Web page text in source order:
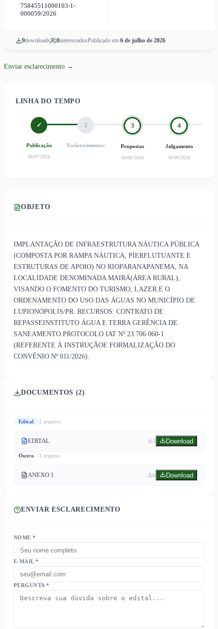
75845511000103-1-
000059/2026
9downloads 0interessadosPublicado em 6 de julho de 2026
Enviar esclarecimento →
LINHA DO TEMPO
✓
Publicação
06/07/2026
2
Esclarecimentos
3
Propostas
30/09/2026
4
Julgamento
30/09/2026
OBJETO
IMPLANTAÇÃO DE INFRAESTRUTURA NÁUTICA PÚBLICA
(COMPOSTA POR RAMPA NÁUTICA, PÍERFLUTUANTE E
ESTRUTURAS DE APOIO) NO RIOPARANAPANEMA, NA
LOCALIDADE DENOMINADA MAIRÁ(ÁREA RURAL),
VISANDO O FOMENTO DO TURISMO, LAZER E O
ORDENAMENTO DO USO DAS ÁGUAS NO MUNICÍPIO DE
LUPIONÓPOLIS/PR. RECURSOS: CONTRATO DE
REPASSEINSTITUTO ÁGUA E TERRA GERÊNCIA DE
SANEAMENTO.PROTOCOLO IAT Nº 23.706.060-1
(REFERENTE À INSTRUÇÃOE FORMALIZAÇÃO DO
CONVÊNIO Nº 011/2026).
DOCUMENTOS (2)
Edital 1 arquivo
EDITAL 3 Download
Outro 1 arquivo
ANEXO 1 6 Download
ENVIAR ESCLARECIMENTO
NOME *
E-MAIL *
PERGUNTA *